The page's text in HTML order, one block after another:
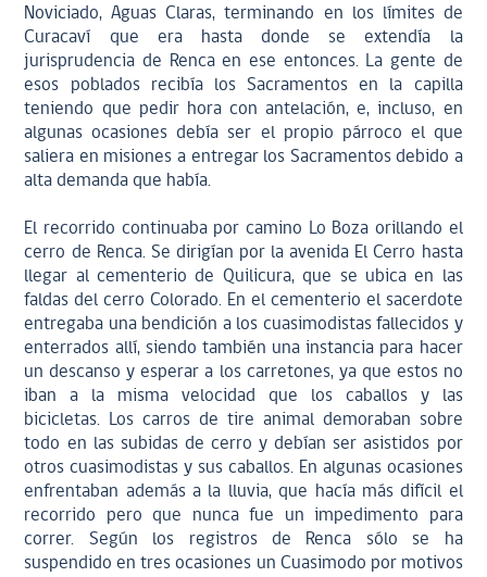
Noviciado, Aguas Claras, terminando en los límites de
Curacaví que era hasta donde se extendía la
jurisprudencia de Renca en ese entonces. La gente de
esos poblados recibía los Sacramentos en la capilla
teniendo que pedir hora con antelación, e, incluso, en
algunas ocasiones debía ser el propio párroco el que
saliera en misiones a entregar los Sacramentos debido a
alta demanda que había.
El recorrido continuaba por camino Lo Boza orillando el
cerro de Renca. Se dirigían por la avenida El Cerro hasta
llegar al cementerio de Quilicura, que se ubica en las
faldas del cerro Colorado. En el cementerio el sacerdote
entregaba una bendición a los cuasimodistas fallecidos y
enterrados allí, siendo también una instancia para hacer
un descanso y esperar a los carretones, ya que estos no
iban a la misma velocidad que los caballos y las
bicicletas. Los carros de tire animal demoraban sobre
todo en las subidas de cerro y debían ser asistidos por
otros cuasimodistas y sus caballos. En algunas ocasiones
enfrentaban además a la lluvia, que hacía más difícil el
recorrido pero que nunca fue un impedimento para
correr. Según los registros de Renca sólo se ha
suspendido en tres ocasiones un Cuasimodo por motivos